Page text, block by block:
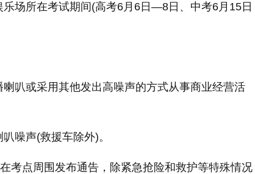
场所在考试期间(高考6月6日—8日、中考6月15日
叭或采用其他发出高噪声的方式从事商业经营活
噪声(救援车除外)。
考点周围发布通告，除紧急抢险和救护等特殊情况